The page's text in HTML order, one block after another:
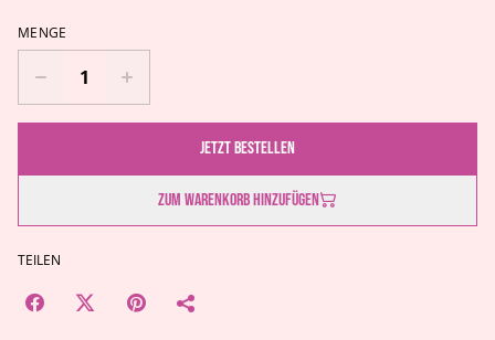
MENGE
Jetzt bestellen
Zum Warenkorb hinzufügen
TEILEN